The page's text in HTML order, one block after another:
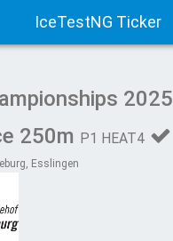
IceTestNG Ticker
2025
250m
P1 HEAT4
Esslingen